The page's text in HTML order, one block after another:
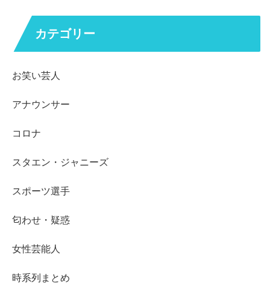
カテゴリー
お笑い芸人
アナウンサー
コロナ
スタエン・ジャニーズ
スポーツ選手
匂わせ・疑惑
女性芸能人
時系列まとめ